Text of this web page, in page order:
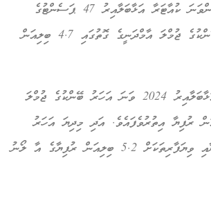
ލިބިފައިވެއެވެ. މިއީ ތިންވަނަ ކުއާޓަރާ އަޅާބަލާއިރު 47 ޕަސެންޓުގެ
ކުރިއެރުމެކެވެ. އަދި ބޭންކުގެ ޖުމްލަ އާމްދަނީގެ ގޮތުގައި 4.7 ބިލިއަން
2023 ވަނަ އަހަރާ އަޅާބަލާއިރު 2024 ވަނަ އަހަރު ބޭންކުގެ ޖުމްލަ
3 ބިލިއަން ރުފިޔާ އިތުރުވެފައެވެ. އަދި މިދިޔަ އަހަރު
އާންމުންނާއި ފަރުދުންނާއި ވިޔަފާރިތަކަށް 5.2 ބިލިއަން ރުފިޔާގެ އާ ލޯނު